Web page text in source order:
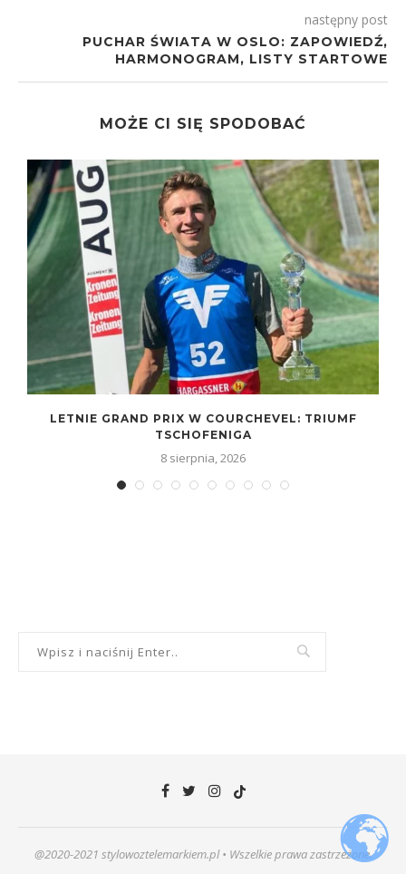
następny post
PUCHAR ŚWIATA W OSLO: ZAPOWIEDŹ,
HARMONOGRAM, LISTY STARTOWE
MOŻE CI SIĘ SPODOBAĆ
LETNIE GRAND PRIX W COURCHEVEL: TRIUMF
TSCHOFENIGA
8 sierpnia, 2026
@2020-2021 stylowoztelemarkiem.pl • Wszelkie prawa zastrzeżone.